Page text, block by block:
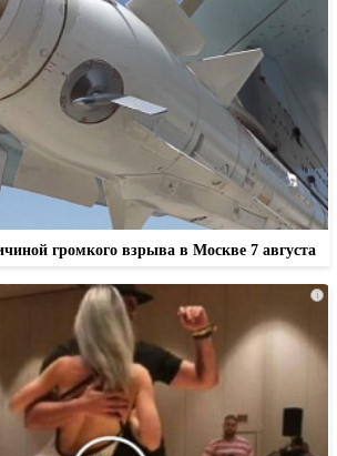
громкого взрыва в Москве 7 августа
i